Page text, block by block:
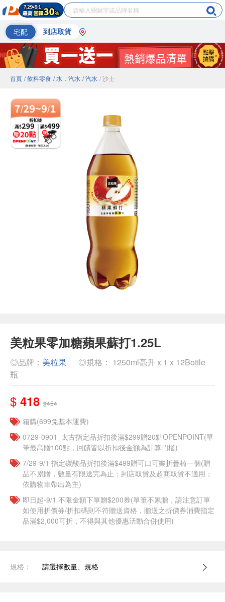
宅配 到店取貨
首頁 / 飲料零食 / 水．汽水 / 汽水 / 沙士
美粒果零加糖蘋果蘇打1.25L
◎品牌： 美粒果
◎規格： 1250ml毫升 x 1 x 12Bottle
瓶
$ 418 $454
箱購(699免基本運費)
0729-0901_太古指定品折扣後滿$299贈20點OPENPOINT(單
筆最高贈100點，回饋皆以折扣後金額為計算門檻)
7/29-9/1 指定碳酸品折扣後滿$499贈可口可樂折疊椅一個(贈
品不累贈，數量有限送完為止；到店取貨及超商取貨不適用；
依購物車帶出為主)
即日起-9/1 不限金額下單贈$200券(單筆不累贈，請注意訂單
如使用折價券/折扣碼則不符贈送資格，贈送之折價券消費指定
品滿$2,000可折，不得與其他優惠活動合併使用)
規格： 請選擇數量、規格